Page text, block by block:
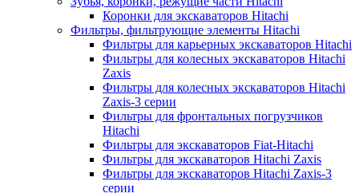
Коронки для экскаваторов Hitachi
Фильтры, фильтрующие элементы Hitachi
Фильтры для карьерных экскаваторов Hitachi
Фильтры для колесных экскаваторов Hitachi
Zaxis
Фильтры для колесных экскаваторов Hitachi
Zaxis-3 серии
Фильтры для фронтальных погрузчиков
Hitachi
Фильтры для экскаваторов Fiat-Hitachi
Фильтры для экскаваторов Hitachi Zaxis
Фильтры для экскаваторов Hitachi Zaxis-3
серии